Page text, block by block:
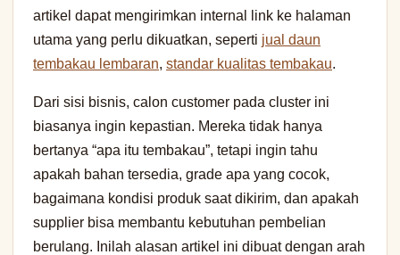
artikel dapat mengirimkan internal link ke halaman
utama yang perlu dikuatkan, seperti jual daun
tembakau lembaran, standar kualitas tembakau.
Dari sisi bisnis, calon customer pada cluster ini
biasanya ingin kepastian. Mereka tidak hanya
bertanya “apa itu tembakau”, tetapi ingin tahu
apakah bahan tersedia, grade apa yang cocok,
bagaimana kondisi produk saat dikirim, dan apakah
supplier bisa membantu kebutuhan pembelian
berulang. Inilah alasan artikel ini dibuat dengan arah